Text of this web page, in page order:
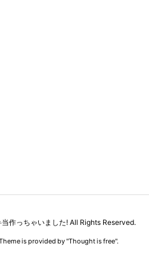
作っちゃいました!All Rights Reserved.
is provided by "Thought is free".